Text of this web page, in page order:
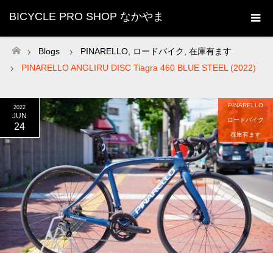
BICYCLE PRO SHOP なかやま
ホーム
Blogs PINARELLO ロードバイク
在庫有ます
PINARELLO ANGLIRU DISC Tiagra 460 BLUE STEEL (2022)
2022
JUN
24
PINARELLO
ロードバイク
在庫有ます